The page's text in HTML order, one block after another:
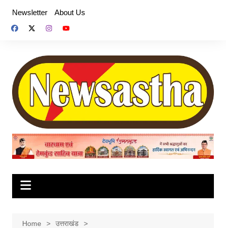
content
Newsletter About Us
Home
उत्तराखंड